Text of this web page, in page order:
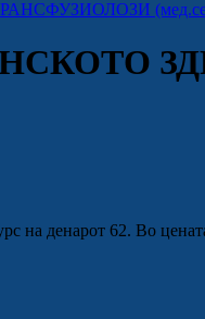
на денарот 62. Во